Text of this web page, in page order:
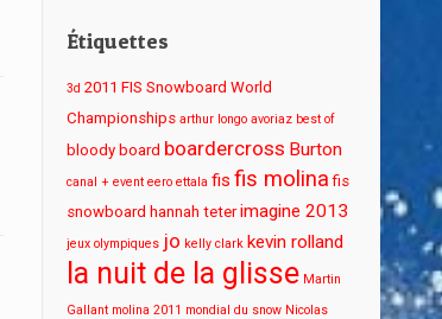
Étiquettes
3d 2011 FIS Snowboard World
Championships arthur longo avoriaz best of
bloody board boardercross Burton
canal + event eero ettala fis fis molina fis
snowboard hannah teter imagine 2013
jeux olympiques jo kelly clark kevin rolland
la nuit de la glisse Martin
Gallant molina 2011 mondial du snow Nicolas